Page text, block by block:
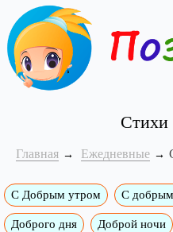
Стихи
Главная Ежедневные
С Добрым утром C
Доброго дня Доброй ночи